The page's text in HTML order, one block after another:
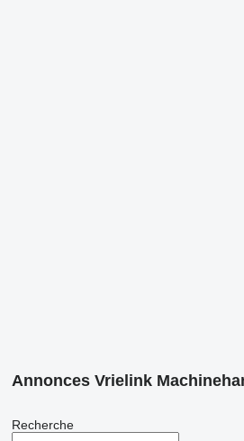
Annonces Vrielink
Recherche